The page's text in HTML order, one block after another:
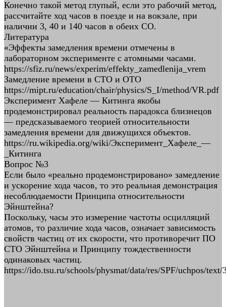
Конечно такой метод глупый, если это рабочий метод,
рассчитайте ход часов в поезде и на вокзале, при
наличии 3, 40 и 140 часов в обеих СО.
Литература
«Эффекты замедления времени отмечены в
лабораторном эксперименте с атомными часами.
https://sfiz.ru/news/experim/effekty_zamedlenija_vrem
Замедление времени в СТО и ОТО
https://mipt.ru/education/chair/physics/S_I/method/VR.pdf
Эксперимент Хафеле — Китинга якобы
продемонстрировал реальность парадокса близнецов
— предсказываемого теорией относительности
замедления времени для движущихся объектов.
https://ru.wikipedia.org/wiki/Эксперимент_Хафеле_—
_Китинга
Вопрос №3
Если было «реально продемонстрировано» замедление
и ускорение хода часов, то это реальная демонстрация
несоблюдаемости Принципа относительности
Эйнштейна?
Поскольку, часы это измерение частоты осцилляций
атомов, то различие хода часов, означает зависимость
свойств частиц от их скорости, что противоречит ПО
СТО Эйнштейна и Принципу тождественности
одинаковых частиц.
https://ido.tsu.ru/schools/physmat/data/res/SPF/uchpos/text/